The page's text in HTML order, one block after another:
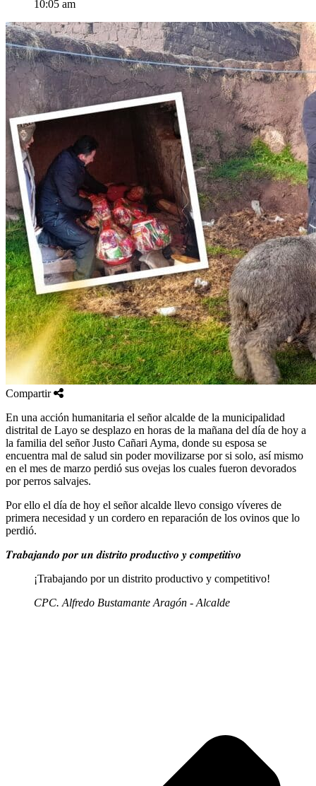
10:05 am
Compartir
En una acción humanitaria el señor alcalde de la municipalidad
distrital de Layo se desplazo en horas de la mañana del día de hoy a
la familia del señor Justo Cañari Ayma, donde su esposa se
encuentra mal de salud sin poder movilizarse por si solo, así mismo
en el mes de marzo perdió sus ovejas los cuales fueron devorados
por perros salvajes.
Por ello el día de hoy el señor alcalde llevo consigo víveres de
primera necesidad y un cordero en reparación de los ovinos que lo
perdió.
𝑻𝒓𝒂𝒃𝒂𝒋𝒂𝒏𝒅𝒐 𝒑𝒐𝒓 𝒖𝒏 𝒅𝒊𝒔𝒕𝒓𝒊𝒕𝒐 𝒑𝒓𝒐𝒅𝒖𝒄𝒕𝒊𝒗𝒐 𝒚 𝒄𝒐𝒎𝒑𝒆𝒕𝒊𝒕𝒊𝒗𝒐
¡Trabajando por un distrito productivo y competitivo!
CPC. Alfredo Bustamante Aragón - Alcalde